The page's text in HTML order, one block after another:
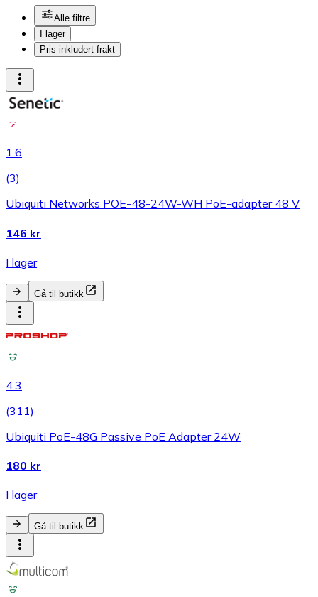
Alle filtre
I lager
Pris inkludert frakt
1.6
(3)
Ubiquiti Networks POE-48-24W-WH PoE-adapter 48 V
146 kr
I lager
Gå til butikk
4.3
(311)
Ubiquiti PoE-48G Passive PoE Adapter 24W
180 kr
I lager
Gå til butikk